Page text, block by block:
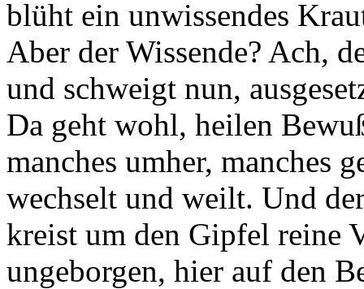
blüht ein unwissendes
Aber der Wissende? Ach,
und schweigt nun,
Da geht wohl, heilen
manches umher, manches
wechselt und weilt. Und
kreist um den Gipfel reine
ungeborgen, hier auf den